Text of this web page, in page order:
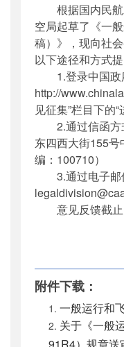
根据国内民航
空局起草了《一
稿）》，现向社
以下途径和方式提
1.登录中国政
http://
见征集”栏目下的“
2.通过信函方
东四西大街155
编：100710）
3.通过电子邮
意见反馈截止
附件下载：
一般运行和
关于《一般
91R4）规章送